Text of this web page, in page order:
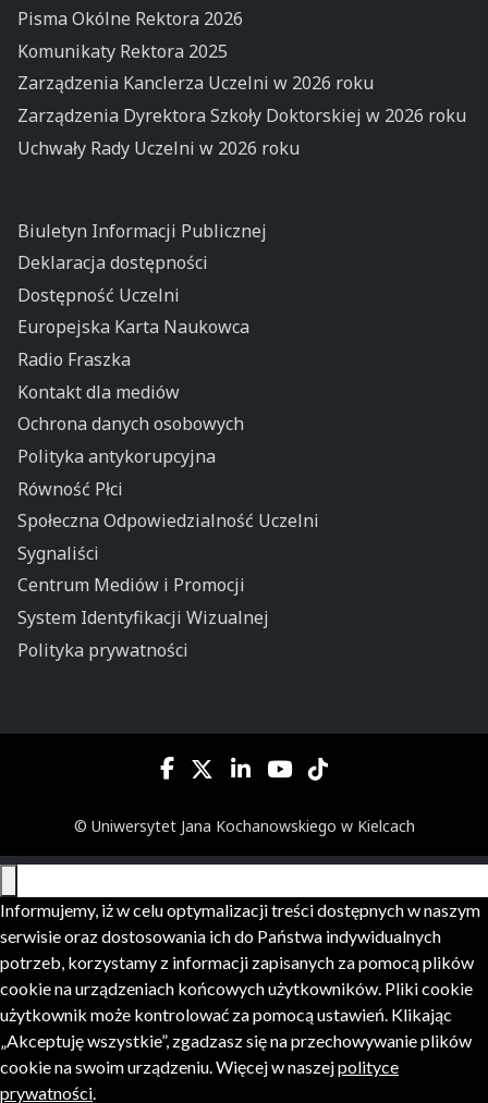
Pisma Okólne Rektora 2026
Komunikaty Rektora 2025
Zarządzenia Kanclerza Uczelni w 2026 roku
Zarządzenia Dyrektora Szkoły Doktorskiej w 2026 roku
Uchwały Rady Uczelni w 2026 roku
Biuletyn Informacji Publicznej
Deklaracja dostępności
Dostępność Uczelni
Europejska Karta Naukowca
Radio Fraszka
Kontakt dla mediów
Ochrona danych osobowych
Polityka antykorupcyjna
Równość Płci
Społeczna Odpowiedzialność Uczelni
Sygnaliści
Centrum Mediów i Promocji
System Identyfikacji Wizualnej
Polityka prywatności
© Uniwersytet Jana Kochanowskiego w Kielcach
Informujemy, iż w celu optymalizacji treści dostępnych w naszym
serwisie oraz dostosowania ich do Państwa indywidualnych
potrzeb, korzystamy z informacji zapisanych za pomocą plików
cookie na urządzeniach końcowych użytkowników. Pliki cookie
użytkownik może kontrolować za pomocą ustawień. Klikając
„Akceptuję wszystkie”, zgadzasz się na przechowywanie plików
cookie na swoim urządzeniu. Więcej w naszejpolityce
prywatności.